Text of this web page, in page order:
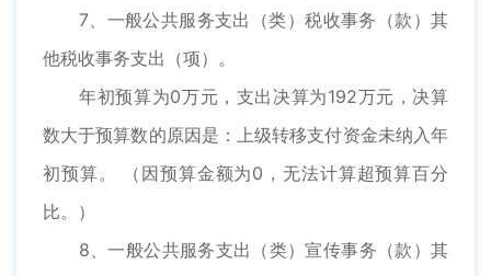
7、一般公共服务支出（类）税收事务（款）其
他税收事务支出（项）。
年初预算为0万元，支出决算为192万元，决算
数大于预算数的原因是：上级转移支付资金未纳入年
初预算。 （因预算金额为0，无法计算超预算百分
比。）
8、一般公共服务支出（类）宣传事务（款）其